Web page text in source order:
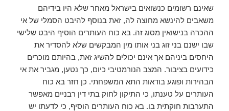
שאינם רשומים כנשואים בישראל מאחר שלא היו בידיהם
משאבים להינשא מחוצה לה, זאת בנוסף להיבט הסמלי של אי
ההכרה בנישואין מסוג זה. בא כוח העותרים הוסיף היבט שלישי
שבו ישנם בני זוג בני אותו מין המבקשים שלא להסדיר את
היחסים ביניהם אך אינם יכולים להשיג זאת, בהיותם מוכרים
כידועים בציבור. המצב הנורמטיבי כיום, כך נטען, מגביר את אי
הבהירות ופוגע בודאות התא המשפחתי. כן חזר בא כוח
העותרים על טענתו, כי התיקון לחוק בתי דין רבניים מאפשר
התערבות חוקתית בו. בא כוח העותרים הוסיף, כי לדעתו יש